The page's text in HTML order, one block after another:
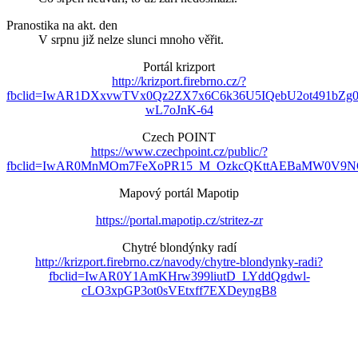
Pranostika na akt. den
V srpnu již nelze slunci mnoho věřit.
Portál krizport
http://krizport.firebrno.cz/?
wL7oJnK-64
Czech POINT
https://www.czechpoint.cz/public/?
Mapový portál Mapotip
https://portal.mapotip.cz/stritez-zr
Chytré blondýnky radí
http://krizport.firebrno.cz/navody/chytre-blondynky-radi?
fbclid=IwAR0Y1AmKHrw399liutD_LYddQgdwl-
cLO3xpGP3ot0sVEtxff7EXDeyngB8